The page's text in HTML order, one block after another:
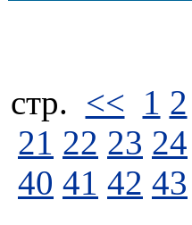
стp. << 1 2
21 22 23 24
40 41 42 43